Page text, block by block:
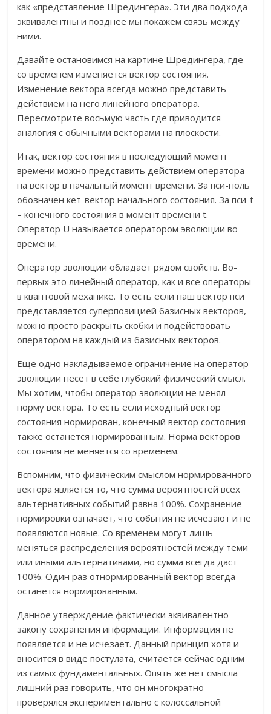
как «представление Шредингера». Эти два подхода
эквивалентны и позднее мы покажем связь между
ними.
Давайте остановимся на картине Шредингера, где
со временем изменяется вектор состояния.
Изменение вектора всегда можно представить
действием на него линейного оператора.
Пересмотрите восьмую часть где приводится
аналогия с обычными векторами на плоскости.
Итак, вектор состояния в последующий момент
времени можно представить действием оператора
на вектор в начальный момент времени. За пси-ноль
обозначен кет-вектор начального состояния. За пси-t
– конечного состояния в момент времени t.
Оператор U называется оператором эволюции во
времени.
Оператор эволюции обладает рядом свойств. Во-
первых это линейный оператор, как и все операторы
в квантовой механике. То есть если наш вектор пси
представляется суперпозицией базисных векторов,
можно просто раскрыть скобки и подействовать
оператором на каждый из базисных векторов.
Еще одно накладываемое ограничение на оператор
эволюции несет в себе глубокий физический смысл.
Мы хотим, чтобы оператор эволюции не менял
норму вектора. То есть если исходный вектор
состояния нормирован, конечный вектор состояния
также останется нормированным. Норма векторов
состояния не меняется со временем.
Вспомним, что физическим смыслом нормированного
вектора является то, что сумма вероятностей всех
альтернативных событий равна 100%. Сохранение
нормировки означает, что события не исчезают и не
появляются новые. Со временем могут лишь
меняться распределения вероятностей между теми
или иными альтернативами, но сумма всегда даст
100%. Один раз отнормированный вектор всегда
останется нормированным.
Данное утверждение фактически эквивалентно
закону сохранения информации. Информация не
появляется и не исчезает. Данный принцип хотя и
вносится в виде постулата, считается сейчас одним
из самых фундаментальных. Опять же нет смысла
лишний раз говорить, что он многократно
проверялся экспериментально с колоссальной